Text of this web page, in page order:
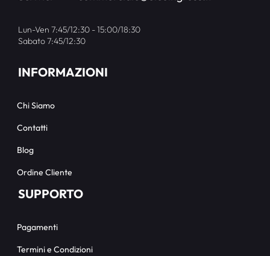
Lun-Ven 7:45/12:30 - 15:00/18:30
Sabato 7:45/12:30
INFORMAZIONI
Chi Siamo
Contatti
Blog
Ordine Cliente
SUPPORTO
Pagamenti
Termini e Condizioni